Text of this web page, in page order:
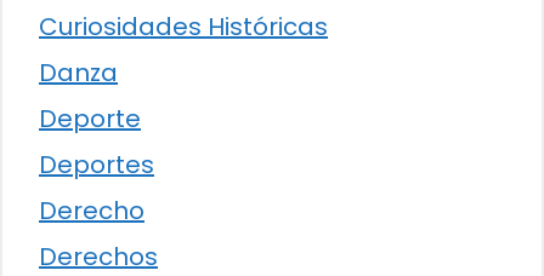
Curiosidades Históricas
Danza
Deporte
Deportes
Derecho
Derechos